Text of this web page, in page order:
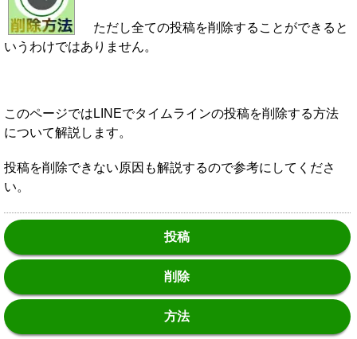
ただし全ての投稿を削除することができると
いうわけではありません。
このページではLINEでタイムラインの投稿を削除する方法
について解説します。
投稿を削除できない原因も解説するので参考にしてくださ
い。
投稿
削除
方法